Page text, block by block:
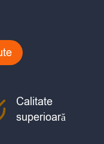
Calitate
superioară